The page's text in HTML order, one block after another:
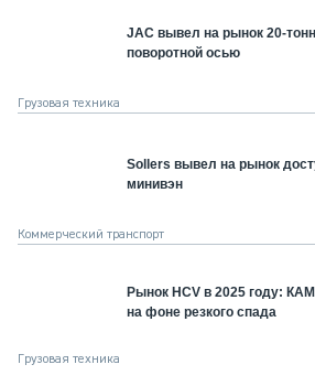
JAC вывел на рынок 20-
поворотной осью
Грузовая техника
Sollers вывел на рынок
минивэн
Коммерческий транспорт
Рынок HCV в 2025 году:
на фоне резкого спада
Грузовая техника